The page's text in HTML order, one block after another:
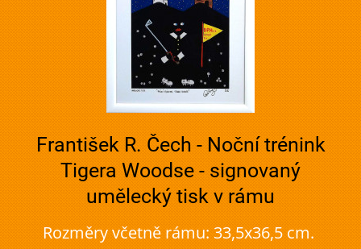
František R. Čech - Noční trénink
Tigera Woodse - signovaný
umělecký tisk v rámu
Rozměry včetně rámu: 33,5x36,5 cm.